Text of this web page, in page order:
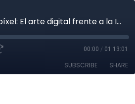
Del papel al píxel: El arte digital frente a la IA | Mares de Jable #4
00:00 / 01:13:01
SUBSCRIBE SHARE